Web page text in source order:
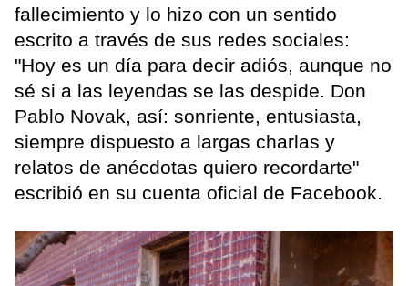
fallecimiento y lo hizo con un sentido
escrito a través de sus redes sociales:
"Hoy es un día para decir adiós, aunque no
sé si a las leyendas se las despide. Don
Pablo Novak, así: sonriente, entusiasta,
siempre dispuesto a largas charlas y
relatos de anécdotas quiero recordarte"
escribió en su cuenta oficial de Facebook.